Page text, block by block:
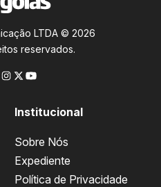
LTDA © 2026
reservados.
Institucional
Sobre Nós
Expediente
Política de Privacidade